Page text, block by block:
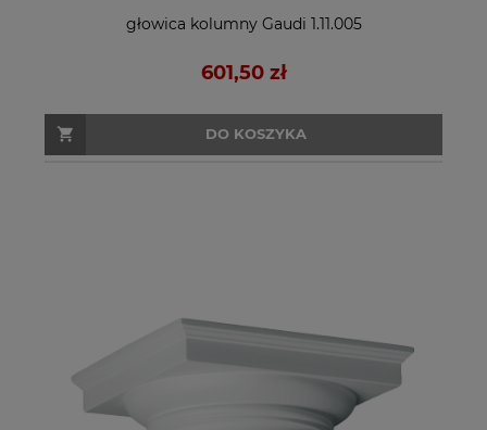
głowica kolumny Gaudi 1.11.005
601,50 zł
DO KOSZYKA